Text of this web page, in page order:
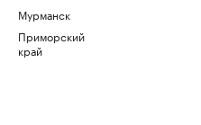
Мурманск
Приморский
край